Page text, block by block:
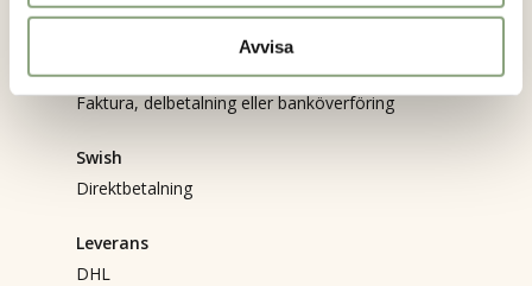
Avvisa
Betalning
Svea checkout
Faktura, delbetalning eller banköverföring
Swish
Direktbetalning
Leverans
DHL